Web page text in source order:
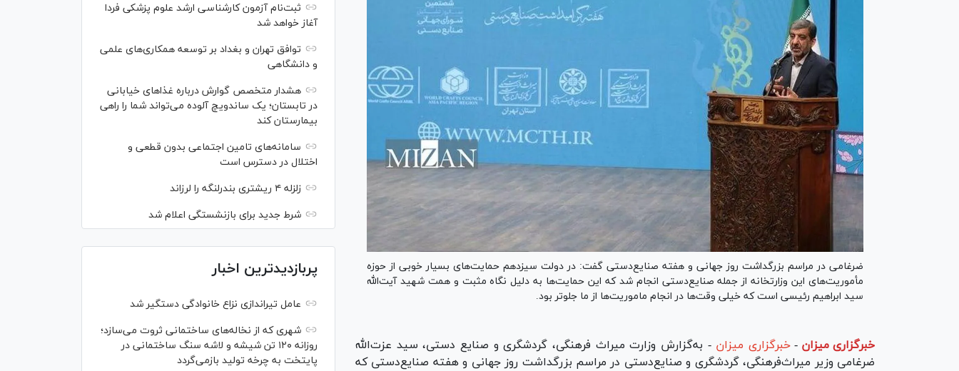
ضرغامی در مراسم بزرگداشت روز جهانی و هفته صنایع‌دستی گفت: در دولت سیزدهم حمایت‌های بسیار خوبی از حوزه
مأموریت‌های این وزارتخانه از جمله صنایع‌دستی انجام شد که این حمایت‌ها به دلیل نگاه مثبت و همت شهید آیت‌الله
سید ابراهیم رئیسی است که خیلی وقت‌ها در انجام ماموریت‌ها از ما جلوتر بود.
خبرگزاری میزان - خبرگزاری میزان - به‌گزارش وزارت میراث فرهنگی، گردشگری و صنایع دستی، سید عزت‌الله
ضرغامی وزیر میراث‌فرهنگی، گردشگری و صنایع‌دستی در مراسم بزرگداشت روز جهانی و هفته صنایع‌دستی که
ثبت‌نام آزمون کارشناسی ارشد علوم پزشکی فردا
آغاز خواهد شد
توافق تهران و بغداد بر توسعه همکاری‌های علمی
و دانشگاهی
هشدار متخصص گوارش درباره غذا‌های خیابانی
در تابستان؛ یک ساندویچ آلوده می‌تواند شما را راهی
بیمارستان کند
سامانه‌های تامین اجتماعی بدون قطعی و
اختلال در دسترس است
زلزله ۴ ریشتری بندرلنگه را لرزاند
شرط جدید برای بازنشستگی اعلام شد
پربازدیدترین اخبار
عامل تیراندازی نزاع خانوادگی دستگیر شد
شهری که از نخاله‌های ساختمانی ثروت می‌سازد؛
روزانه ۱۲۰ تن شیشه و لاشه سنگ ساختمانی در
پایتخت به چرخه تولید بازمی‌گردد